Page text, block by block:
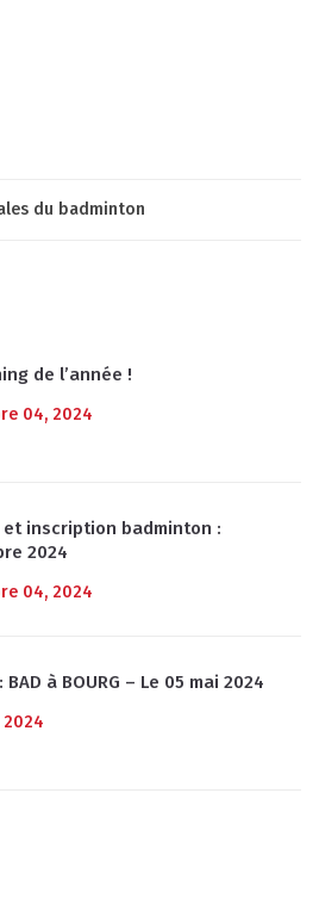
du badminton
de l’année !
04, 2024
et inscription badminton :
2024
04, 2024
BAD à BOURG – Le 05 mai 2024
2024